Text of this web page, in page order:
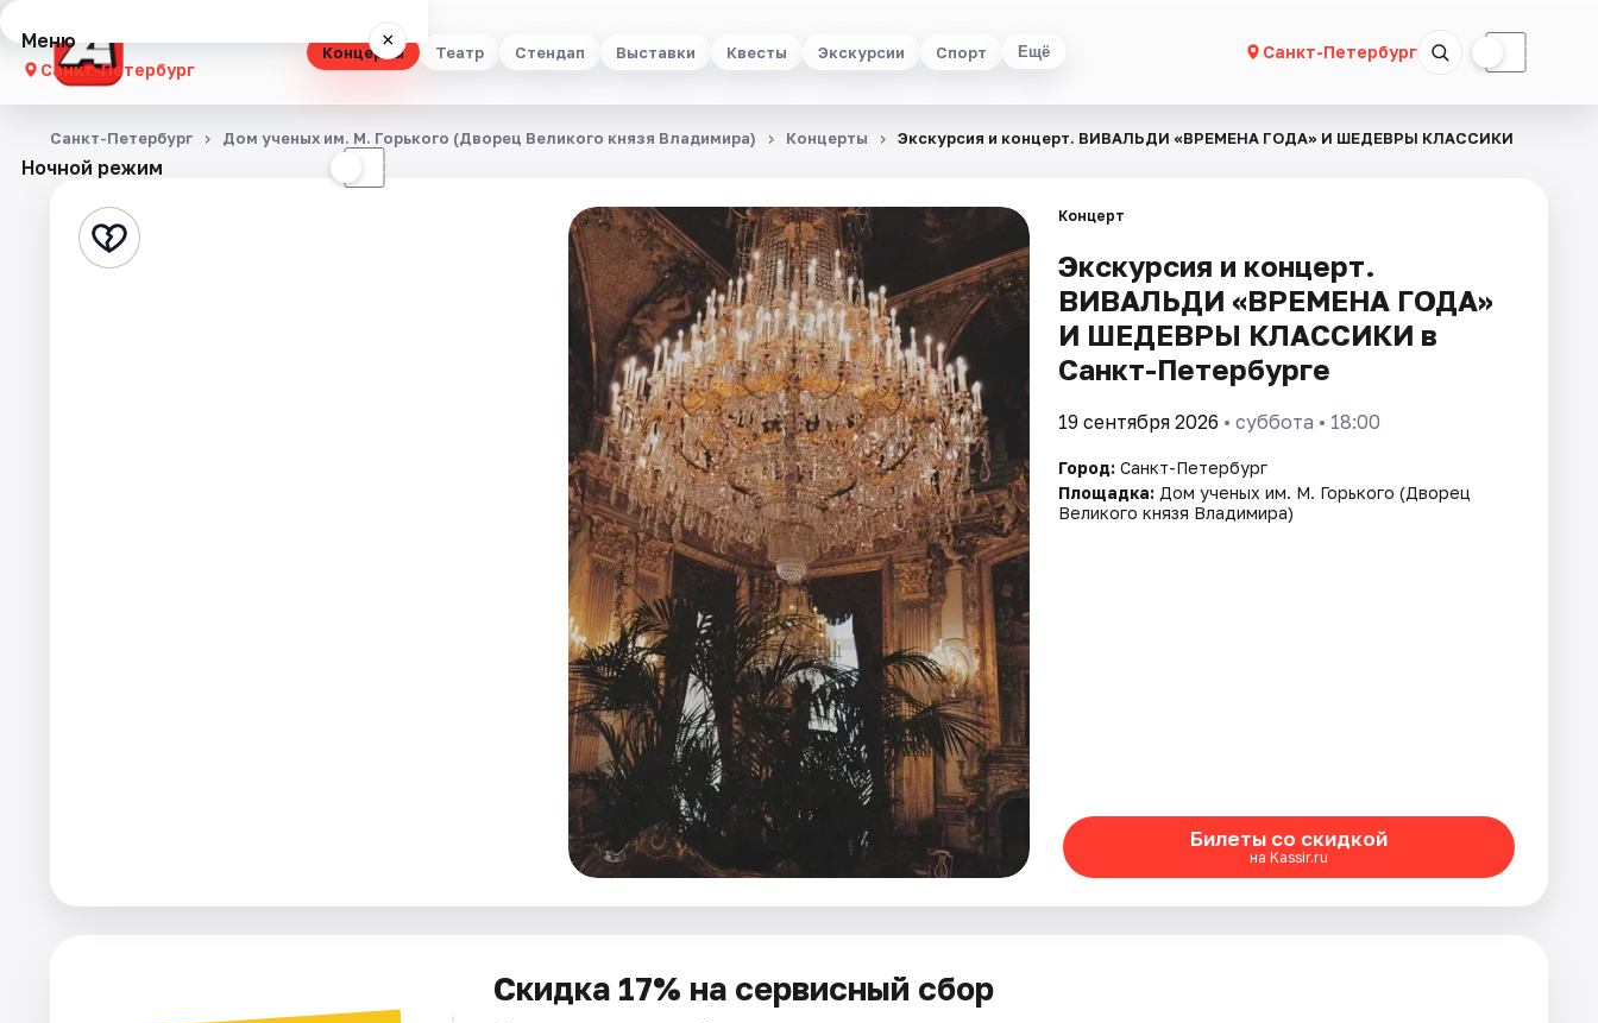
Концерты Театр Стендап Выставки Квесты Экскурсии Спорт Ещё Санкт-Петербург ☾
Меню ×
Санкт-Петербург
Концерты
Стендап
Ночной режим ☾
Санкт-Петербург Дом ученых им. М. Горького (Дворец Великого князя Владимира) Концерты Экскурсия и концерт. ВИВАЛЬДИ «ВРЕМЕНА ГОДА» И ШЕДЕВРЫ КЛАССИКИ
Концерт
Экскурсия и концерт.
ВИВАЛЬДИ «ВРЕМЕНА ГОДА»
И ШЕДЕВРЫ КЛАССИКИ в
Санкт-Петербурге
19 сентября 2026 • суббота • 18:00
Город: Санкт-Петербург
Площадка: Дом ученых им. М. Горького (Дворец
Великого князя Владимира)
Билеты со скидкой
на Kassir.ru
Скидка 17% на сервисный сбор